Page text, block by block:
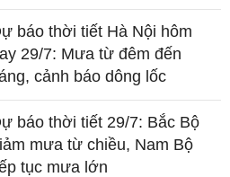
báo thời tiết Hà Nội hôm
29/7: Mưa từ đêm đến
cảnh báo dông lốc
báo thời tiết 29/7: Bắc Bộ
mưa từ chiều, Nam Bộ
tục mưa lớn